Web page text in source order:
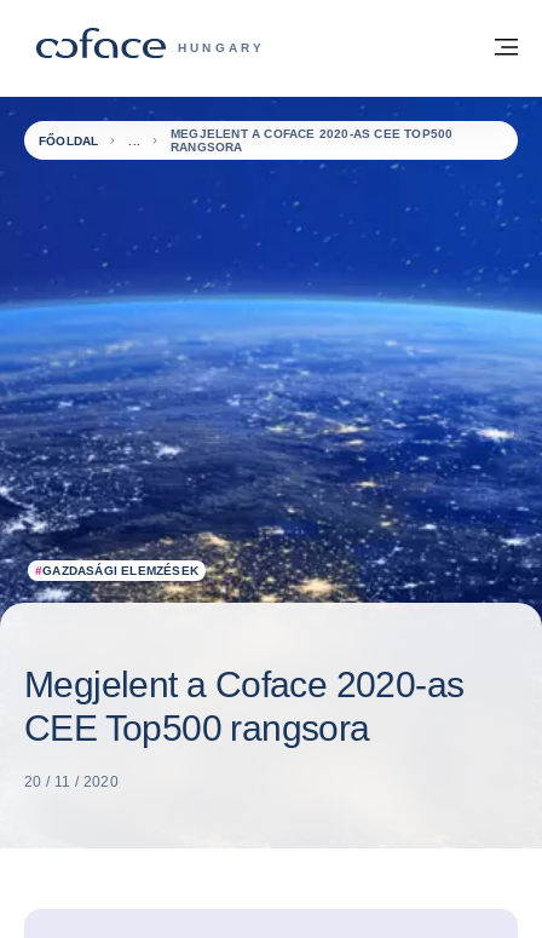
COFACE FOR TRADE - A COFACE
HUNGARY
Vissza a főoldalra
#GAZDASÁGI ELEMZÉSEK
FŐOLDAL
MEGJELENT A COFACE 2020-AS CEE TOP500
RANGSORA
Megjelent a Coface 2020-as
CEE Top500 rangsora
20 / 11 / 2020